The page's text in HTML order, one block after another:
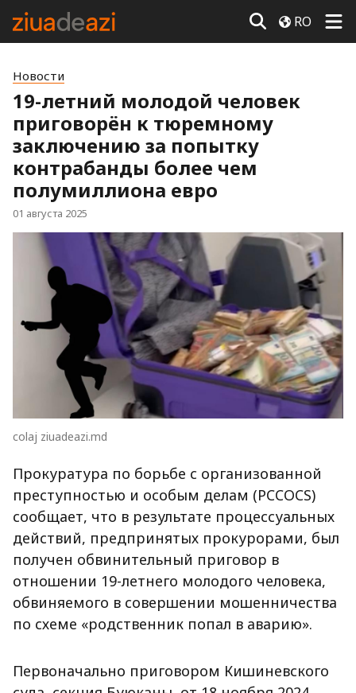
RO
Новости
19-летний молодой человек
приговорён к тюремному
заключению за попытку
контрабанды более чем
полумиллиона евро
01 августа 2025
colaj ziuadeazi.md
Прокуратура по борьбе с организованной
преступностью и особым делам (PCCOCS)
сообщает, что в результате процессуальных
действий, предпринятых прокурорами, был
получен обвинительный приговор в
отношении 19-летнего молодого человека,
обвиняемого в совершении мошенничества
по схеме «родственник попал в аварию».
Первоначально приговором Кишиневского